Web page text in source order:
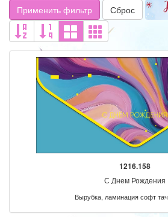
Применить фильтр Сброс
1216.158
С Днем Рождения
Вырубка, ламинация софт